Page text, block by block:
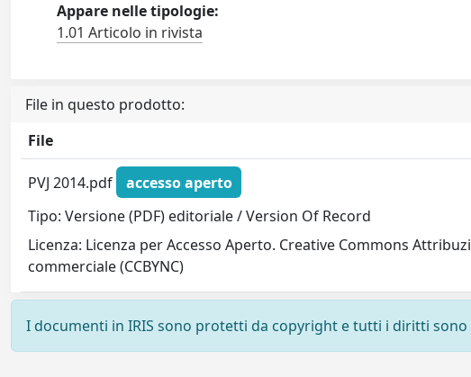
Appare nelle tipologie:
1.01 Articolo in rivista
File in questo prodotto:
File
PVJ 2014.pdf
accesso aperto
Tipo: Versione (PDF) editoriale / Version Of Record
Licenza: Licenza per Accesso Aperto. Creative Commons
commerciale (CCBYNC)
I documenti in IRIS sono protetti da copyright e tutti i diritti sono